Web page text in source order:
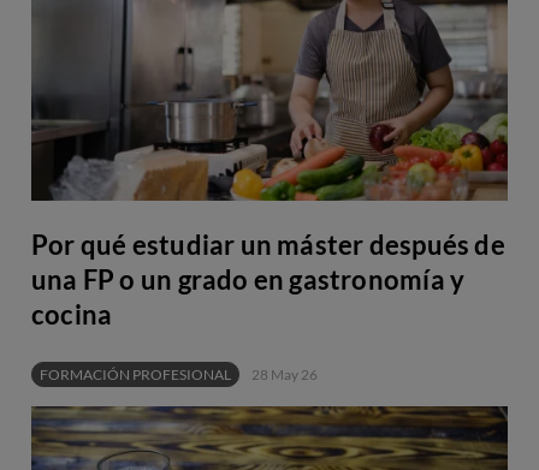
Por qué estudiar un máster después de
una FP o un grado en gastronomía y
cocina
FORMACIÓN PROFESIONAL 28 May 26